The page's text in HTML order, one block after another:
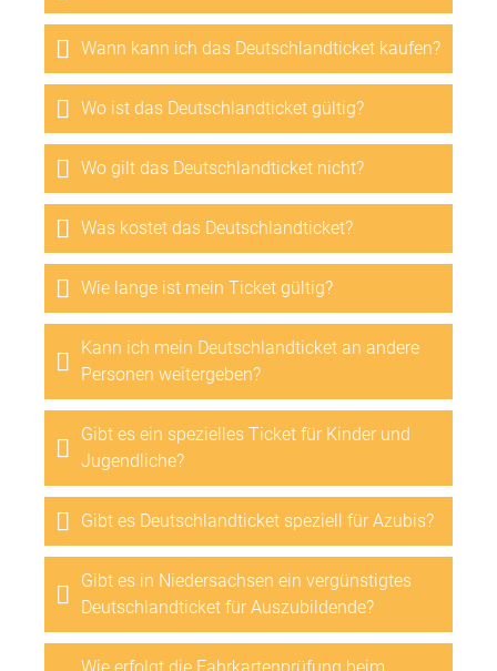
Wann kann ich das Deutschlandticket kaufen?
Wo ist das Deutschlandticket gültig?
Wo gilt das Deutschlandticket nicht?
Was kostet das Deutschlandticket?
Wie lange ist mein Ticket gültig?
Kann ich mein Deutschlandticket an andere
Personen weitergeben?
Gibt es ein spezielles Ticket für Kinder und
Jugendliche?
Gibt es Deutschlandticket speziell für Azubis?
Gibt es in Niedersachsen ein vergünstigtes
Deutschlandticket für Auszubildende?